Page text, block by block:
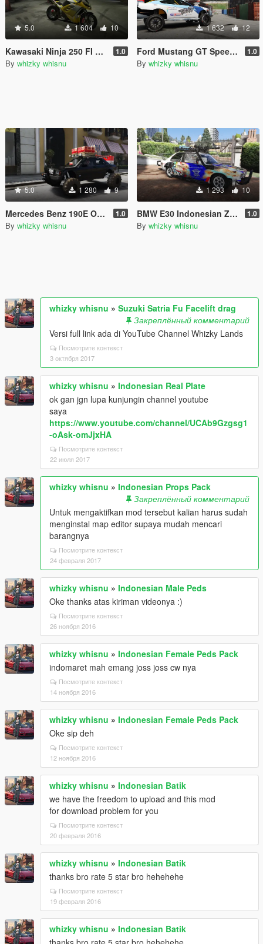
5.0 1 604 10
Kawasaki Ninja 250 FI Modified 1.0
By whizky whisnu
1 632 12
Ford Mustang GT Speed Offroad 1.0
By whizky whisnu
5.0 1 280 9
Mercedes Benz 190E Offroad 1.0
By whizky whisnu
1 293 10
BMW E30 Indonesian Zombie Police 1.0
By whizky whisnu
whizky whisnu » Suzuki Satria Fu Facelift drag
Закреплённый комментарий
Versi full link ada di YouTube Channel Whizky Lands
Посмотрите контекст
3 октября 2017
whizky whisnu » Indonesian Real Plate
ok gan jgn lupa kunjungin channel youtube
saya
https://www.youtube.com/channel/UCAb9Gzgsg1
-oAsk-omJjxHA
Посмотрите контекст
22 июля 2017
whizky whisnu » Indonesian Props Pack
Закреплённый комментарий
Untuk mengaktifkan mod tersebut kalian harus sudah
menginstal map editor supaya mudah mencari
barangnya
Посмотрите контекст
24 февраля 2017
whizky whisnu » Indonesian Male Peds
Oke thanks atas kiriman videonya :)
Посмотрите контекст
26 ноября 2016
whizky whisnu » Indonesian Female Peds Pack
indomaret mah emang joss joss cw nya
Посмотрите контекст
14 ноября 2016
whizky whisnu » Indonesian Female Peds Pack
Oke sip deh
Посмотрите контекст
12 ноября 2016
whizky whisnu » Indonesian Batik
we have the freedom to upload and this mod
for download problem for you
Посмотрите контекст
20 февраля 2016
whizky whisnu » Indonesian Batik
thanks bro rate 5 star bro hehehehe
Посмотрите контекст
19 февраля 2016
whizky whisnu » Indonesian Batik